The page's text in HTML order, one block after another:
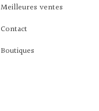
Meilleures ventes
Contact
Boutiques